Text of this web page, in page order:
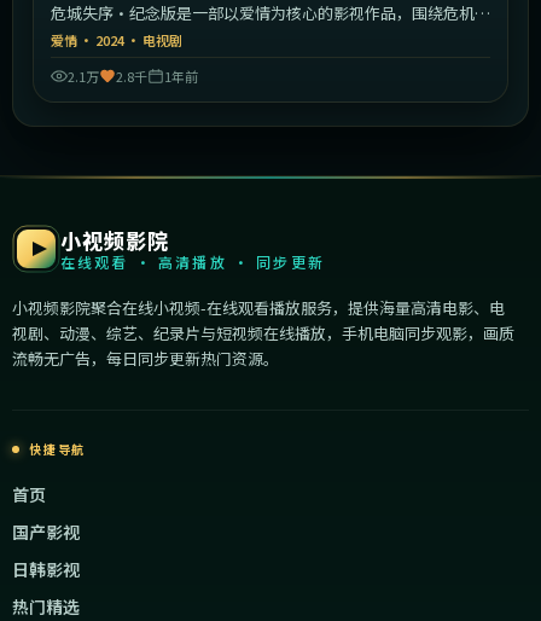
危城失序·纪念版是一部以爱情为核心的影视作品，围绕危机、
反转与人物成长展开，整体节奏紧凑，值得推荐观看。
爱情 · 2024· 电视剧
2.1万
2.8千 1年前
小视频影院
在线观看 · 高清播放 · 同步更新
小视频影院聚合在线小视频-在线观看播放服务，提供海量高清电影、电
视剧、动漫、综艺、纪录片与短视频在线播放，手机电脑同步观影，画质
流畅无广告，每日同步更新热门资源。
快捷导航
首页
国产影视
日韩影视
热门精选